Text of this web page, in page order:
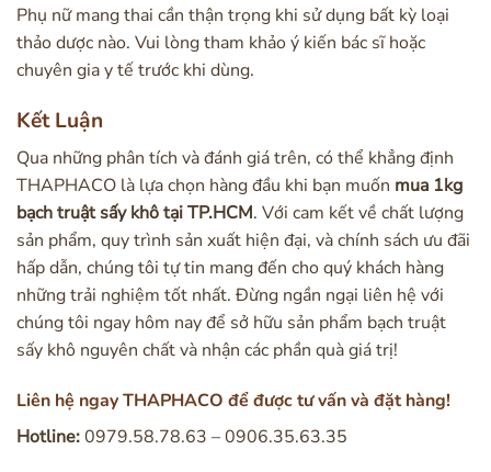
Phụ nữ mang thai cần thận trọng khi sử dụng bất kỳ loại
thảo dược nào. Vui lòng tham khảo ý kiến bác sĩ hoặc
chuyên gia y tế trước khi dùng.
Kết Luận
Qua những phân tích và đánh giá trên, có thể khẳng định
THAPHACO là lựa chọn hàng đầu khi bạn muốn mua 1kg
bạch truật sấy khô tại TP.HCM. Với cam kết về chất lượng
sản phẩm, quy trình sản xuất hiện đại, và chính sách ưu đãi
hấp dẫn, chúng tôi tự tin mang đến cho quý khách hàng
những trải nghiệm tốt nhất. Đừng ngần ngại liên hệ với
chúng tôi ngay hôm nay để sở hữu sản phẩm bạch truật
sấy khô nguyên chất và nhận các phần quà giá trị!
Liên hệ ngay THAPHACO để được tư vấn và đặt hàng!
Hotline:0979.58.78.63 – 0906.35.63.35